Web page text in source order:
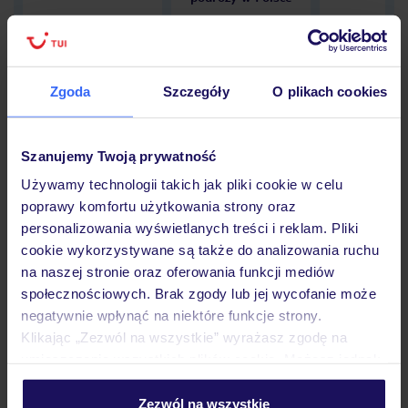
Zgoda Szczegóły O plikach cookies
Szanujemy Twoją prywatność
Używamy technologii takich jak pliki cookie w celu
poprawy komfortu użytkowania strony oraz
personalizowania wyświetlanych treści i reklam. Pliki
cookie wykorzystywane są także do analizowania ruchu
na naszej stronie oraz oferowania funkcji mediów
społecznościowych. Brak zgody lub jej wycofanie może
negatywnie wpłynąć na niektóre funkcje strony.
Klikając „Zezwól na wszystkie” wyrażasz zgodę na
personalizować swój wybór wchodząc w zakładkę
Zezwól na wszystkie
Hotel
Opinie
Pokoje
Wyżywienie
Atrakcje